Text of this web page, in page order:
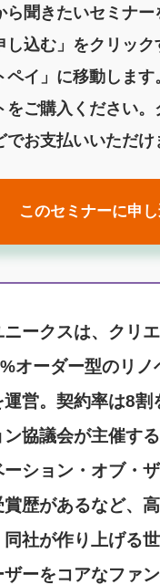
ら聞きたいセミナ
し込む」をクリック
ペイ」に移動しま
をご購入ください
でお支払いいただけ
このセミナーに申
ニークスは、クリ
オーダー型のリ
運営。契約率は8割
協議会が主催す
ーション・オブ・
賞歴があるなど、
同社が作り上げる
ザーをコアなファ